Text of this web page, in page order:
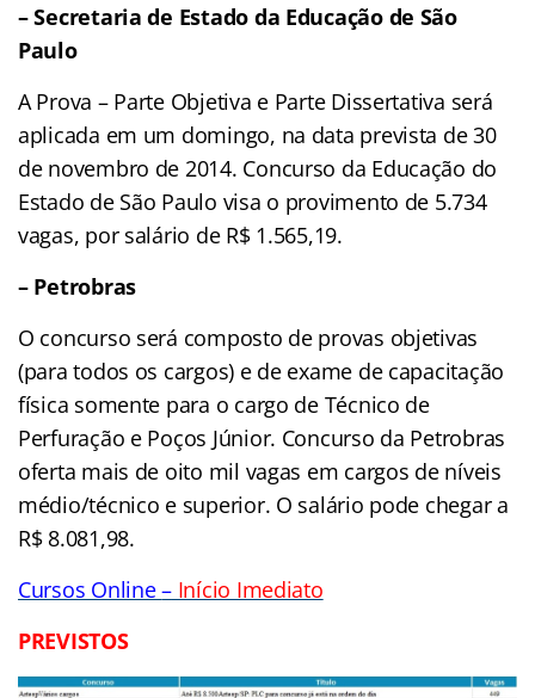
– Secretaria de Estado da Educação de São
Paulo
A Prova – Parte Objetiva e Parte Dissertativa será
aplicada em um domingo, na data prevista de 30
de novembro de 2014. Concurso da Educação do
Estado de São Paulo visa o provimento de 5.734
vagas, por salário de R$ 1.565,19.
– Petrobras
O concurso será composto de provas objetivas
(para todos os cargos) e de exame de capacitação
física somente para o cargo de Técnico de
Perfuração e Poços Júnior. Concurso da Petrobras
oferta mais de oito mil vagas em cargos de níveis
médio/técnico e superior. O salário pode chegar a
R$ 8.081,98.
Cursos Online–Início Imediato
PREVISTOS